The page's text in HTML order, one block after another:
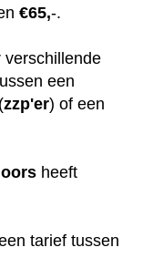
€65,-.
verschillende
een
zzp'er) of een
heeft
tarief tussen